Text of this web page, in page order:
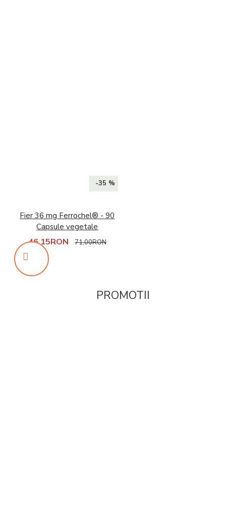
-35 %
Fier 36 mg Ferrochel® - 90
Capsule vegetale
46,15RON 71,00RON
PROMOTII